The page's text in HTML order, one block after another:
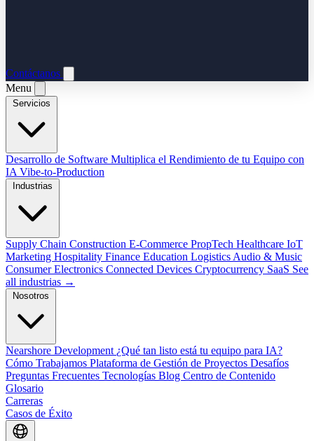
Contáctanos
Menu
Desarrollo de Software Multiplica el Rendimiento de tu Equipo con
IA Vibe-to-Production
Supply Chain Construction E-Commerce PropTech Healthcare IoT
Marketing Hospitality Finance Education Logistics Audio & Music
Consumer Electronics Connected Devices Cryptocurrency SaaS See
all industrias →
Nearshore Development ¿Qué tan listo está tu equipo para IA?
Cómo Trabajamos Plataforma de Gestión de Proyectos Desafíos
Preguntas Frecuentes Tecnologías Blog Centro de Contenido
Glosario
Carreras
Casos de Éxito